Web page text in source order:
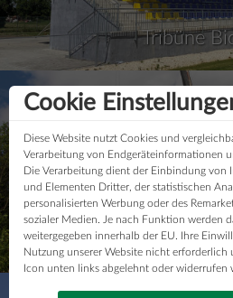
Tribüne
Aussichtsturm
Cookie
Diese Website nutzt Cookies und
Verarbeitung von Endgeräteinformationen
Die Verarbeitung dient der Einbindung von
und Elementen Dritter, der statistischen
personalisierten Werbung oder des
sozialer Medien. Je nach Funktion werden
weitergegeben innerhalb der EU. Ihre
Nutzung unserer Website nicht erforderlich
Icon unten links abgelehnt oder widerrufen